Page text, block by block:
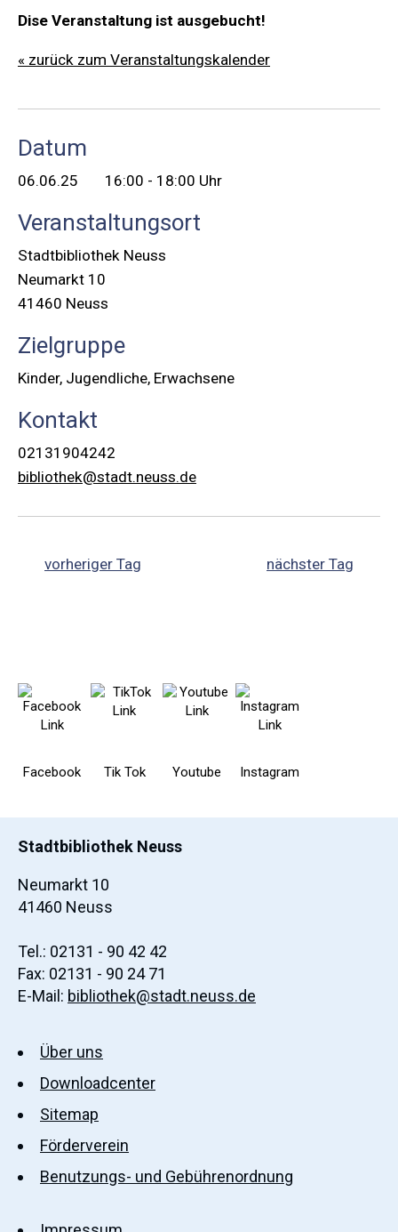
Dise Veranstaltung ist ausgebucht!
« zurück zum Veranstaltungskalender
Datum
06.06.25 16:00 - 18:00 Uhr
Veranstaltungsort
Stadtbibliothek Neuss
Neumarkt 10
41460 Neuss
Zielgruppe
Kinder, Jugendliche, Erwachsene
Kontakt
02131904242
bibliothek@stadt.neuss.de
vorheriger Tag nächster Tag
Facebook Tik Tok Youtube Instagram
Stadtbibliothek Neuss
Neumarkt 10
41460 Neuss
Tel.: 02131 - 90 42 42
Fax: 02131 - 90 24 71
E-Mail: bibliothek@stadt.neuss.de
Über uns
Downloadcenter
Sitemap
Förderverein
Benutzungs- und Gebührenordnung